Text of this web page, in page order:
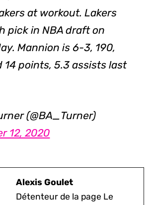
at workout. Lakers
pick in NBA draft on
Mannion is 6-3, 190,
14 points, 5.3 assists last
(@BA_Turner)
12, 2020
Alexis Goulet
Détenteur de la page Le